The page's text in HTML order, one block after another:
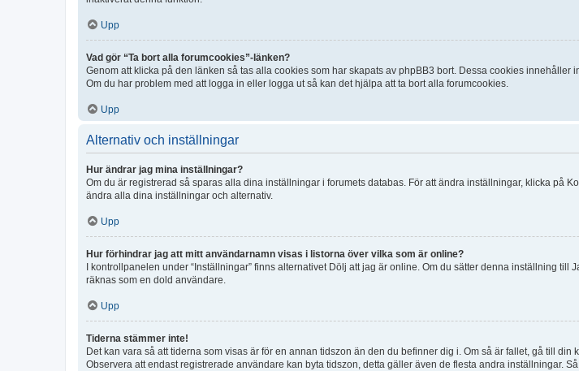
Upp
Vad gör “Ta bort alla forumcookies”-länken?
Genom att klicka på den länken så tas alla cookies som har skapats av phpBB3 bort. Dessa cookies
Om du har problem med att logga in eller logga ut så kan det hjälpa att ta bort alla forumcookies.
Upp
Alternativ och inställningar
Hur ändrar jag mina inställningar?
Om du är registrerad så sparas alla dina inställningar i forumets databas. För att ändra inställningar, klicka på
ändra alla dina inställningar och alternativ.
Upp
Hur förhindrar jag att mitt användarnamn visas i listorna över vilka som är online?
I kontrollpanelen under “Inställningar” finns alternativet Dölj att jag är online. Om du sätter denna inställning
räknas som en dold användare.
Upp
Tiderna stämmer inte!
Det kan vara så att tiderna som visas är för en annan tidszon än den du befinner dig i. Om så är fallet, gå till
Observera att endast registrerade användare kan byta tidszon, detta gäller även de flesta andra inställningar.